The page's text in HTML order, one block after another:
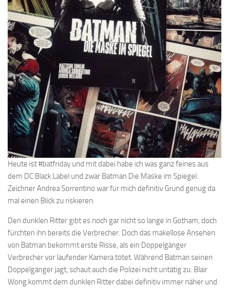
Heute ist #batfriday und mit dabei habe ich was ganz feines aus
dem DC Black Label und zwar Batman Die Maske im Spiegel.
Zeichner Andrea Sorrentino war für mich definitiv Grund genug da
mal einen Blick zu riskieren.
Den dunklen Ritter gibt es noch gar nicht so lange in Gotham, doch
fürchten ihn bereits die Verbrecher. Doch das makellose Ansehen
von Batman bekommt erste Risse, als ein Doppelgänger
Verbrecher vor laufender Kamera tötet. Während Batman seinen
Doppelgänger jagt, schaut auch die Polizei nicht untätig zu. Blair
Wong kommt dem dunklen Ritter dabei definitiv immer näher und